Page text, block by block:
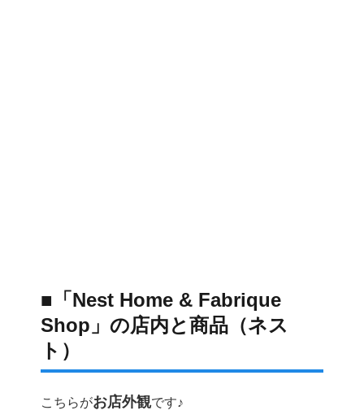
■「Nest Home & Fabrique
Shop」の店内と商品（ネス
ト）
こちらがお店外観です♪